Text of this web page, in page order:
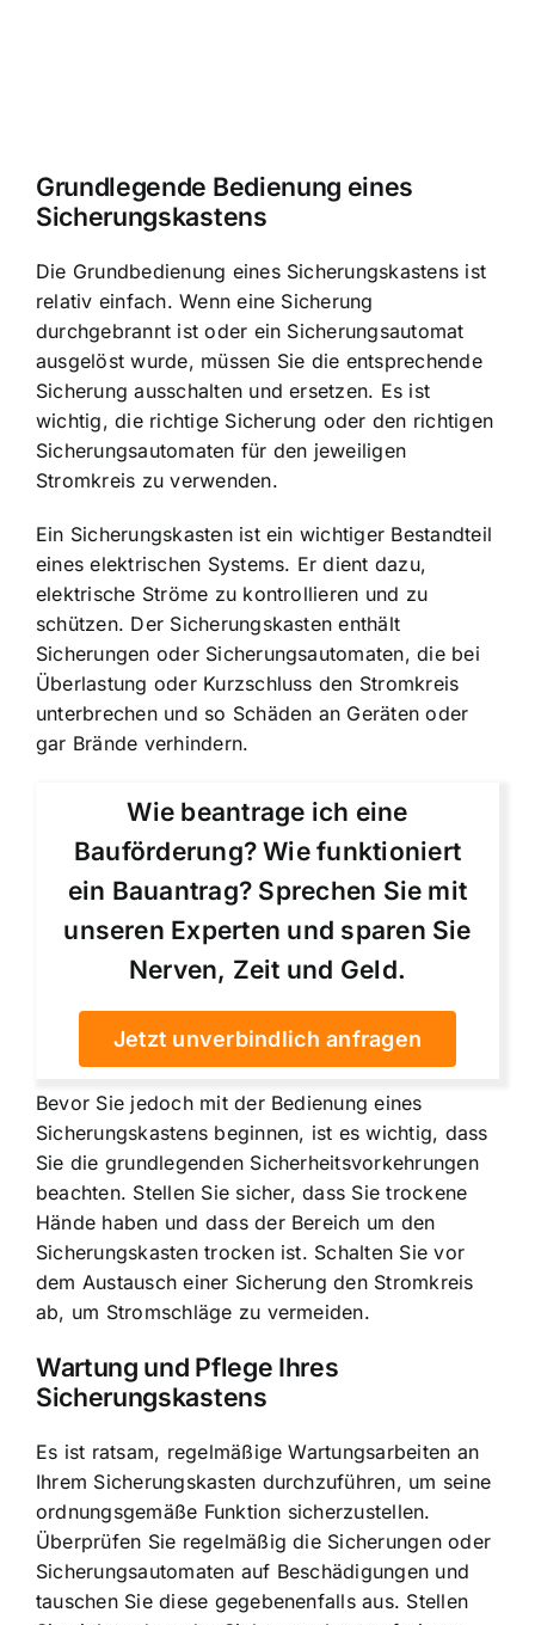
Grundlegende Bedienung eines
Sicherungskastens
Die Grundbedienung eines Sicherungskastens ist
relativ einfach. Wenn eine Sicherung
durchgebrannt ist oder ein Sicherungsautomat
ausgelöst wurde, müssen Sie die entsprechende
Sicherung ausschalten und ersetzen. Es ist
wichtig, die richtige Sicherung oder den richtigen
Sicherungsautomaten für den jeweiligen
Stromkreis zu verwenden.
Ein Sicherungskasten ist ein wichtiger Bestandteil
eines elektrischen Systems. Er dient dazu,
elektrische Ströme zu kontrollieren und zu
schützen. Der Sicherungskasten enthält
Sicherungen oder Sicherungsautomaten, die bei
Überlastung oder Kurzschluss den Stromkreis
unterbrechen und so Schäden an Geräten oder
gar Brände verhindern.
Wie beantrage ich eine
Bauförderung? Wie funktioniert
ein Bauantrag? Sprechen Sie mit
unseren Experten und sparen Sie
Nerven, Zeit und Geld.
Jetzt unverbindlich anfragen
Bevor Sie jedoch mit der Bedienung eines
Sicherungskastens beginnen, ist es wichtig, dass
Sie die grundlegenden Sicherheitsvorkehrungen
beachten. Stellen Sie sicher, dass Sie trockene
Hände haben und dass der Bereich um den
Sicherungskasten trocken ist. Schalten Sie vor
dem Austausch einer Sicherung den Stromkreis
ab, um Stromschläge zu vermeiden.
Wartung und Pflege Ihres
Sicherungskastens
Es ist ratsam, regelmäßige Wartungsarbeiten an
Ihrem Sicherungskasten durchzuführen, um seine
ordnungsgemäße Funktion sicherzustellen.
Überprüfen Sie regelmäßig die Sicherungen oder
Sicherungsautomaten auf Beschädigungen und
tauschen Sie diese gegebenenfalls aus. Stellen